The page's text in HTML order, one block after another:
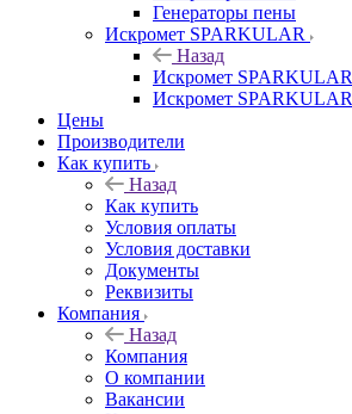
Генераторы пены
Искромет SPARKULAR
Назад
Искромет SPARKULAR
Искромет SPARKULAR
Цены
Производители
Как купить
Назад
Как купить
Условия оплаты
Условия доставки
Документы
Реквизиты
Компания
Назад
Компания
О компании
Вакансии